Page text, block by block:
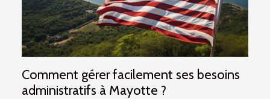
Comment gérer facilement ses besoins
administratifs à Mayotte ?